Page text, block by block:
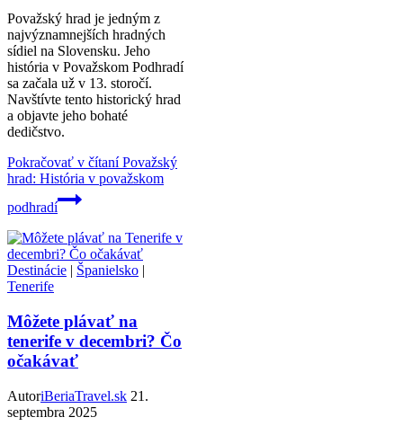
Považský hrad je jedným z
najvýznamnejších hradných
sídiel na Slovensku. Jeho
história v Považskom Podhradí
sa začala už v 13. storočí.
Navštívte tento historický hrad
a objavte jeho bohaté
dedičstvo.
Pokračovať v čítaníPovažský
hrad: História v považskom
podhradí
Destinácie | Španielsko |
Tenerife
Môžete plávať na
tenerife v decembri? Čo
očakávať
AutoriBeriaTravel.sk 21.
septembra 2025